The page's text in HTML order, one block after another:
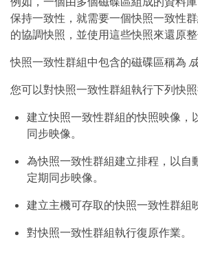
保持一致性，就需要一個快照一致性
的協調快照，並使用這些快照來還原整
快照一致性群組中包含的磁碟區稱為
您可以對快照一致性群組執行下列快照
建立快照一致性群組的快照映像，
同步映像。
為快照一致性群組建立排程，以自
定期同步映像。
建立主機可存取的快照一致性群組
對快照一致性群組執行復原作業。